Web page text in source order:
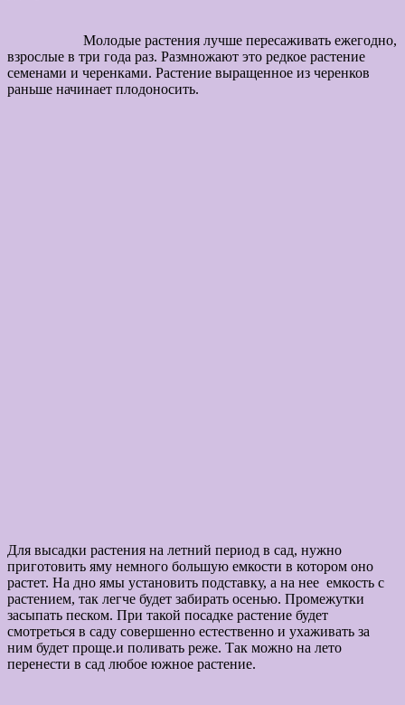
Молодые растения лучше пересаживать ежегодно,
взрослые в три года раз. Размножают это редкое растение
семенами и черенками. Растение выращенное из черенков
раньше начинает плодоносить.
Для высадки растения на летний период в сад, нужно
приготовить яму немного большую емкости в котором оно
растет. На дно ямы установить подставку, а на нее емкость с
растением, так легче будет забирать осенью. Промежутки
засыпать песком. При такой посадке растение будет
смотреться в саду совершенно естественно и ухаживать за
ним будет проще.и поливать реже. Так можно на лето
перенести в сад любое южное растение.